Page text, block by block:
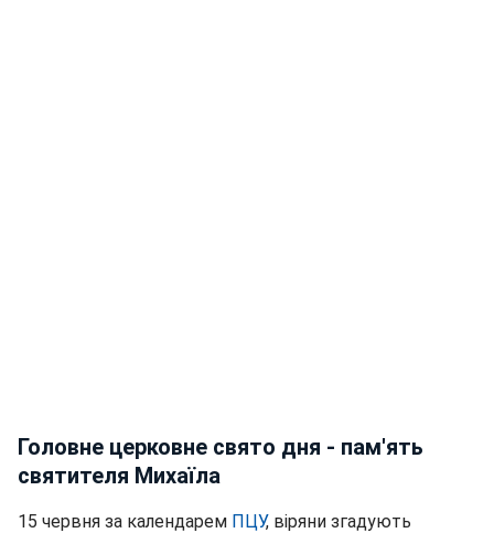
Головне церковне свято дня - пам'ять
святителя Михаїла
15 червня за календарем ПЦУ, віряни згадують